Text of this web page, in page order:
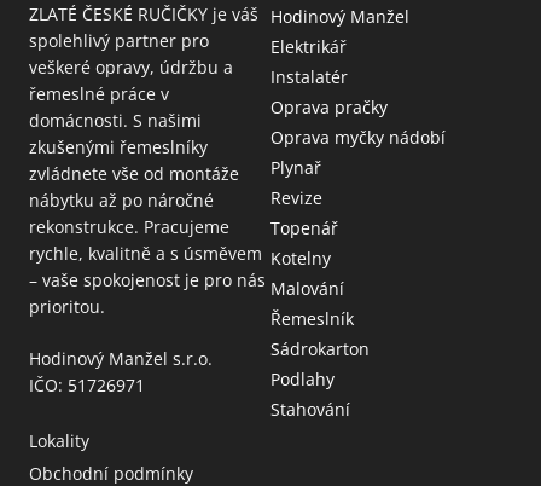
ZLATÉ ČESKÉ RUČIČKY je váš
spolehlivý partner pro
veškeré opravy, údržbu a
řemeslné práce v
domácnosti. S našimi
zkušenými řemeslníky
zvládnete vše od montáže
nábytku až po náročné
rekonstrukce. Pracujeme
rychle, kvalitně a s úsměvem
– vaše spokojenost je pro nás
prioritou.
Hodinový Manžel s.r.o.
IČO: 51726971
Lokality
Obchodní podmínky
Hodinový Manžel
Elektrikář
Instalatér
Oprava pračky
Oprava myčky nádobí
Plynař
Revize
Topenář
Kotelny
Malování
Řemeslník
Sádrokarton
Podlahy
Stahování